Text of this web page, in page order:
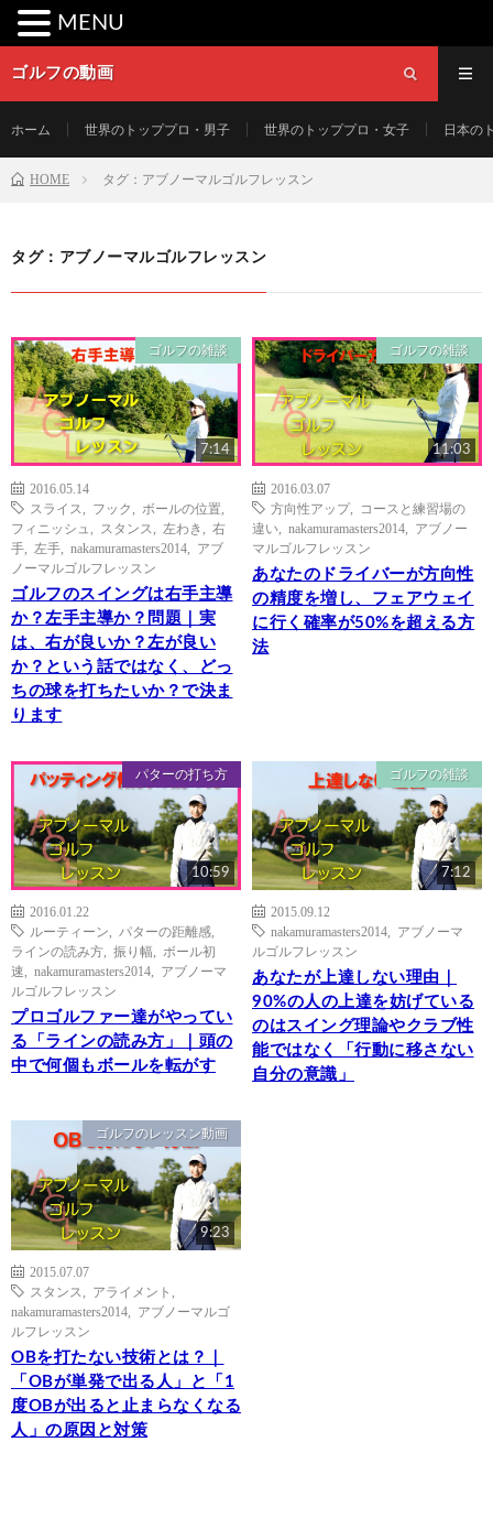
ゴルフの動画
ホーム 世界のトッププロ・男子 世界のトッププロ・女子 日本の
HOME タグ：アブノーマルゴルフレッスン
タグ：アブノーマルゴルフレッスン
ゴルフの雑談
7:14
2016.05.14
スライス
フック ボールの位置
フィニッシュ
スタンス 左わき
右
手
左手 nakamuramasters2014
アブ
ノーマルゴルフレッスン
ゴルフのスイングは右手主導
か？左手主導か？問題｜実
は、右が良いか？左が良い
か？という話ではなく、どっ
ちの球を打ちたいか？で決ま
ります
ゴルフの雑談
11:03
2016.03.07
方向性アップ,
コースと練習場の
違い
nakamuramasters2014
アブノー
マルゴルフレッスン
あなたのドライバーが方向性
の精度を増し、フェアウェイ
に行く確率が50%を超える方
法
パターの打ち方
10:59
2016.01.22
ルーティーン
パターの距離感
ラインの読み方
振り幅
ボール初
速
nakamuramasters2014
アブノーマ
ルゴルフレッスン
プロゴルファー達がやってい
る「ラインの読み方」｜頭の
中で何個もボールを転がす
ゴルフの雑談
7:12
2015.09.12
nakamuramasters2014
アブノーマ
ルゴルフレッスン
あなたが上達しない理由｜
90%の人の上達を妨げている
のはスイング理論やクラブ性
能ではなく「行動に移さない
自分の意識」
ゴルフのレッスン動画
9:23
2015.07.07
スタンス
アライメント
nakamuramasters2014
アブノーマルゴ
ルフレッスン
OBを打たない技術とは？｜
「OBが単発で出る人」と「1
度OBが出ると止まらなくなる
人」の原因と対策
MENU